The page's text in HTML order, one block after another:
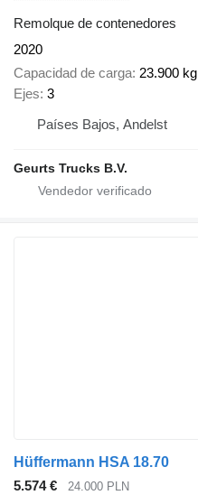
Remolque de contenedores
2020
Capacidad de carga 23.900 kg
Ejes 3
Países Bajos, Andelst
Geurts Trucks B.V.
Hüffermann HSA 18.70
5.574 €
24.000 PLN